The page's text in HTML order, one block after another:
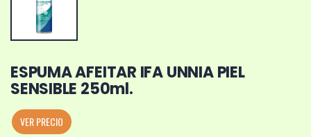
ESPUMA AFEITAR IFA UNNIA PIEL
SENSIBLE 250ml.
VER PRECIO